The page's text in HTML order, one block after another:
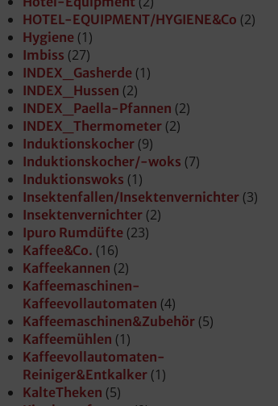
HOTEL-EQUIPMENT/HYGIENE&Co (2)
Hygiene (1)
Imbiss (27)
INDEX_Gasherde (1)
INDEX_Hussen (2)
INDEX_Paella-Pfannen (2)
INDEX_Thermometer (2)
Induktionskocher (9)
Induktionskocher/-woks (7)
Induktionswoks (1)
Insektenfallen/Insektenvernichter (3)
Insektenvernichter (2)
Ipuro Rumdüfte (23)
Kaffee&Co. (16)
Kaffeekannen (2)
Kaffeemaschinen-
Kaffeevollautomaten (4)
Kaffeemaschinen&Zubehör (5)
Kaffeemühlen (1)
Kaffeevollautomaten-
Reiniger&Entkalker (1)
KalteTheken (5)